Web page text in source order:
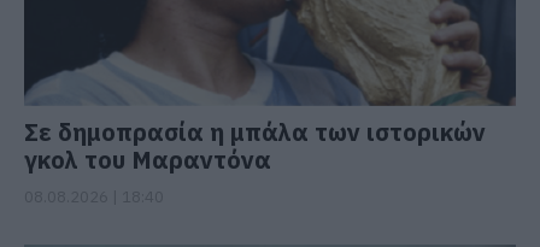
Σε δημοπρασία η μπάλα των ιστορικών
γκολ του Μαραντόνα